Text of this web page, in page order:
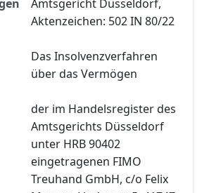
Amtsgericht Düsseldorf,
Aktenzeichen: 502 IN 80/22
Das Insolvenzverfahren
über das Vermögen
der im Handelsregister des
Amtsgerichts Düsseldorf
unter HRB 90402
eingetragenen FIMO
Treuhand GmbH, c/o Felix